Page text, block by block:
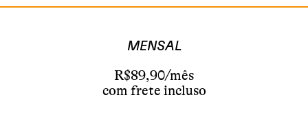
MENSAL
R$89,90/mês
com frete incluso